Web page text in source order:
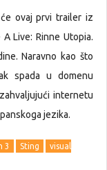
ovaj prvi trailer iz
Live: Rinne Utopia.
Naravno kao što
spada u domenu
internetu
jezika.
3 Sting
visual